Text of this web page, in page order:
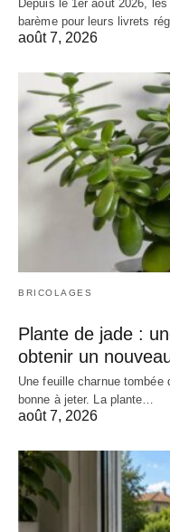
Depuis le 1er août 2026,
barème pour leurs livrets
août 7, 2026
BRICOLAGES
Plante de jade :
obtenir un
Une feuille charnue tombée
bonne à jeter. La plante…
août 7, 2026